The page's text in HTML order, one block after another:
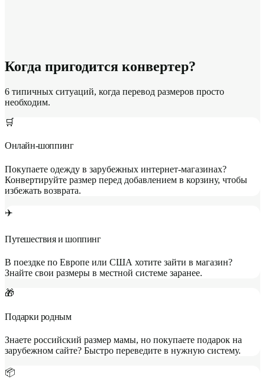
Когда пригодится конвертер?
6 типичных ситуаций, когда перевод размеров просто
необходим.
🛒
Онлайн-шоппинг
Покупаете одежду в зарубежных интернет-магазинах?
Конвертируйте размер перед добавлением в корзину, чтобы
избежать возврата.
✈️
Путешествия и шоппинг
В поездке по Европе или США хотите зайти в магазин?
Знайте свои размеры в местной системе заранее.
🎁
Подарки родным
Знаете российский размер мамы, но покупаете подарок на
зарубежном сайте? Быстро переведите в нужную систему.
📦